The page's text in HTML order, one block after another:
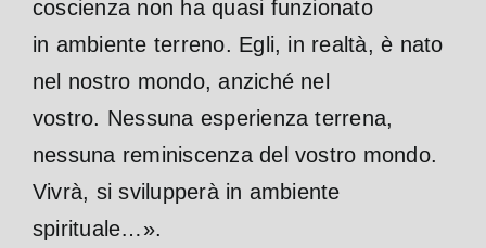
coscienza non ha quasi funzionato
in ambiente terreno. Egli, in realtà, è nato
nel nostro mondo, anziché nel
vostro. Nessuna esperienza terrena,
nessuna reminiscenza del vostro mondo.
Vivrà, si svilupperà in ambiente
spirituale…».